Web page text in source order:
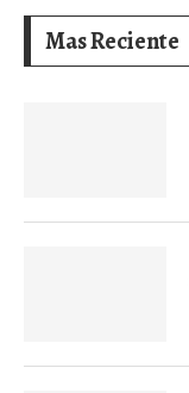
Mas Reciente